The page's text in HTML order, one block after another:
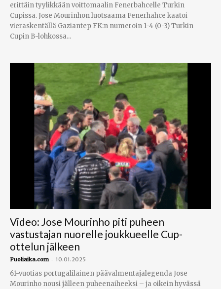
erittäin tyylikkään voittomaalin Fenerbahcelle Turkin
Cupissa. Jose Mourinhon luotsaama Fenerhahce kaatoi
vieraskentällä Gaziantep FK:n numeroin 1-4 (0-3) Turkin
Cupin B-lohkossa...
Video: Jose Mourinho piti puheen
vastustajan nuorelle joukkueelle Cup-
ottelun jälkeen
Puoliaika.com - 10.01.2025
61-vuotias portugalilainen päävalmentajalegenda Jose
Mourinho nousi jälleen puheenaiheeksi – ja oikein hyvässä